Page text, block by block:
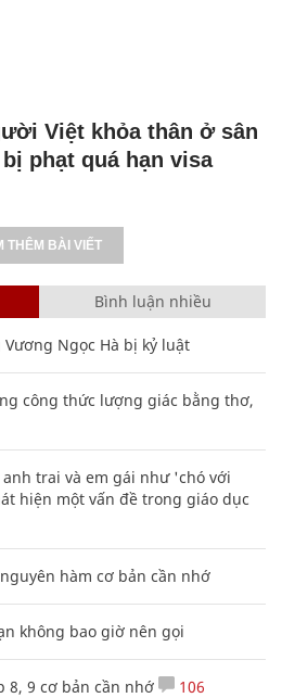
Việt khỏa thân ở sân
phạt quá hạn visa
THÊM BÀI VIẾT
Bình luận nhiều
Vương Ngọc Hà bị kỷ luật
công thức lượng giác bằng thơ,
trai và em gái như 'chó với
hiện một vấn đề trong giáo dục
hàm cơ bản cần nhớ
không bao giờ nên gọi
8, 9 cơ bản cần nhớ 106